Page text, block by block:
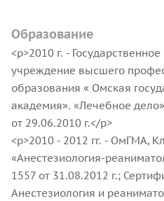
Образование
<p>2010 г. -
учреждение высшего
образования « Омская
академия». «Лечебное
от 29.06.2010 г.</p>
<p>2010 - 2012 гг. - ОмГМА,
«Анестезиология-
1557 от 31.08.2012 г.;
Анестезиология и